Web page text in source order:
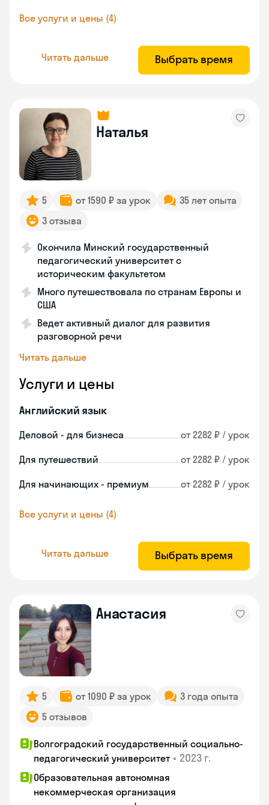
Все услуги и цены (4)
Читать дальше Выбрать время
Наталья
5 от 1590 ₽ за урок
35 лет опыта
3 отзыва
Окончила Минский государственный
педагогический университет с
историческим факультетом
Много путешествовала по странам Европы и
США
Ведет активный диалог для развития
разговорной речи
Читать дальше
Услуги и цены
Английский язык
Деловой - для бизнеса от 2282 ₽ / урок
Для путешествий от 2282 ₽ / урок
Для начинающих - премиум от 2282 ₽ / урок
Все услуги и цены (4)
Читать дальше Выбрать время
Анастасия
5 от 1090 ₽ за урок
3 года опыта
5 отзывов
Волгоградский государственный социально-
педагогический университет • 2023 г.
Образовательная автономная
некоммерческая организация